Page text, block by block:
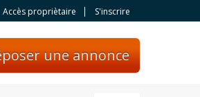
Accès propriètaire S'inscrire
une annonce